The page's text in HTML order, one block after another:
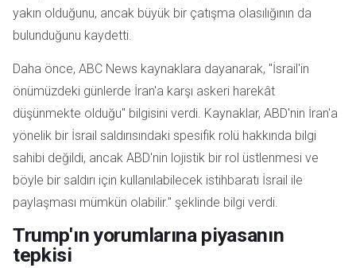
yakın olduğunu, ancak büyük bir çatışma olasılığının da
bulunduğunu kaydetti.
Daha önce, ABC News kaynaklara dayanarak, "İsrail'in
önümüzdeki günlerde İran'a karşı askeri harekât
düşünmekte olduğu" bilgisini verdi. Kaynaklar, ABD'nin İran'a
yönelik bir İsrail saldırısındaki spesifik rolü hakkında bilgi
sahibi değildi, ancak ABD'nin lojistik bir rol üstlenmesi ve
böyle bir saldırı için kullanılabilecek istihbaratı İsrail ile
paylaşması mümkün olabilir." şeklinde bilgi verdi.
Trump'ın yorumlarına piyasanın
tepkisi